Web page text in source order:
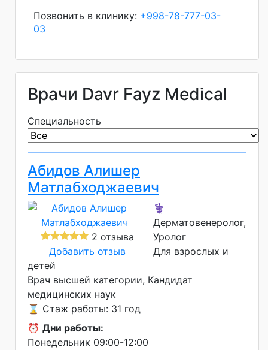
Позвонить в клинику: +998-78-777-03-
03
Врачи Davr Fayz Medical
Специальность
Абидов Алишер
Матлабходжаевич
2 отзыва
Добавить отзыв
⚕️
Дерматовенеролог,
Уролог
Для взрослых и
детей
Врач высшей категории Кандидат
медицинских наук
⌛ Стаж работы: 31 год
⏰ Дни работы:
Понедельник 09:00-12:00